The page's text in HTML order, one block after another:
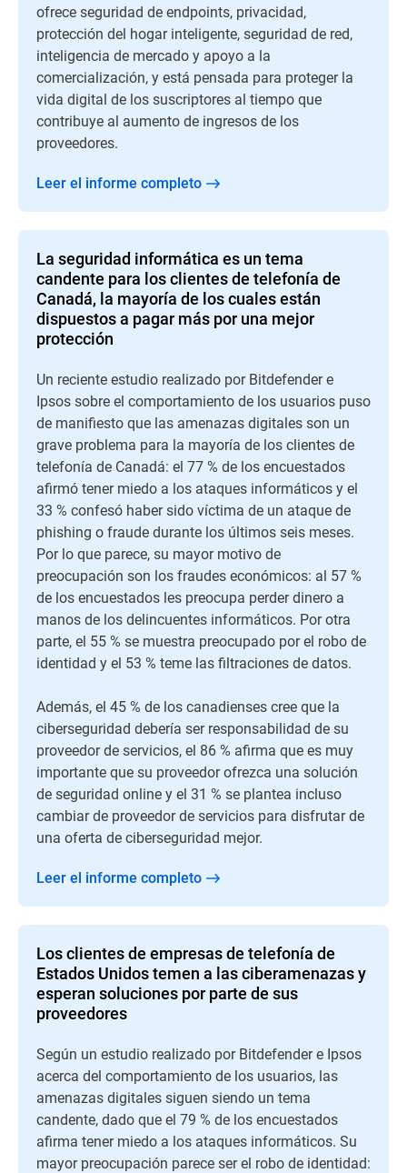
ofrece seguridad de endpoints, privacidad,
protección del hogar inteligente, seguridad de red,
inteligencia de mercado y apoyo a la
comercialización, y está pensada para proteger la
vida digital de los suscriptores al tiempo que
contribuye al aumento de ingresos de los
proveedores.
Leer el informe completo
La seguridad informática es un tema
candente para los clientes de telefonía de
Canadá, la mayoría de los cuales están
dispuestos a pagar más por una mejor
protección
Un reciente estudio realizado por Bitdefender e
Ipsos sobre el comportamiento de los usuarios puso
de manifiesto que las amenazas digitales son un
grave problema para la mayoría de los clientes de
telefonía de Canadá: el 77 % de los encuestados
afirmó tener miedo a los ataques informáticos y el
33 % confesó haber sido víctima de un ataque de
phishing o fraude durante los últimos seis meses.
Por lo que parece, su mayor motivo de
preocupación son los fraudes económicos: al 57 %
de los encuestados les preocupa perder dinero a
manos de los delincuentes informáticos. Por otra
parte, el 55 % se muestra preocupado por el robo de
identidad y el 53 % teme las filtraciones de datos.
Además, el 45 % de los canadienses cree que la
ciberseguridad debería ser responsabilidad de su
proveedor de servicios, el 86 % afirma que es muy
importante que su proveedor ofrezca una solución
de seguridad online y el 31 % se plantea incluso
cambiar de proveedor de servicios para disfrutar de
una oferta de ciberseguridad mejor.
Leer el informe completo
Los clientes de empresas de telefonía de
Estados Unidos temen a las ciberamenazas y
esperan soluciones por parte de sus
proveedores
Según un estudio realizado por Bitdefender e Ipsos
acerca del comportamiento de los usuarios, las
amenazas digitales siguen siendo un tema
candente, dado que el 79 % de los encuestados
afirma tener miedo a los ataques informáticos. Su
mayor preocupación parece ser el robo de identidad: